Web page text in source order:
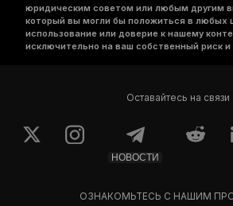
юридическим советом или любым другим
который вы могли бы положиться в любых
использование или доверие к нашему
исключительно на ваш собственный риск и
Оставайтесь на связи
НОВОСТИ
ОЗНАКОМЬТЕСЬ С НАШИМ